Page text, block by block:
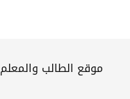
موقع الطالب والمعلم